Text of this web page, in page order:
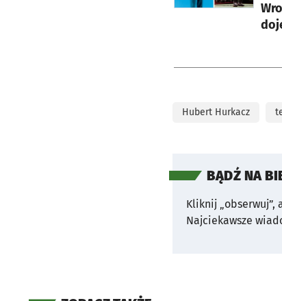
Hubert Hurkacz
BĄDŹ NA
Kliknij „obserwuj”,
Najciekawsze